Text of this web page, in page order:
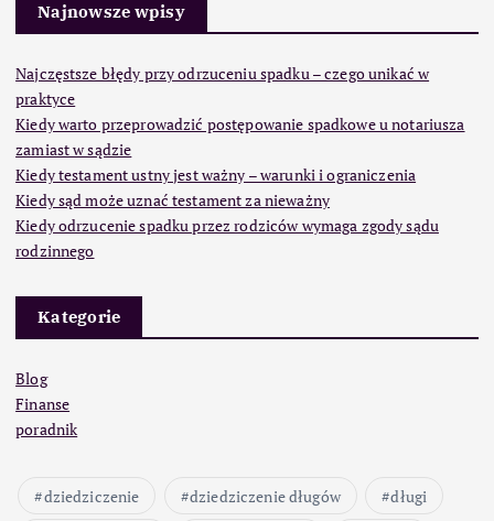
Najnowsze wpisy
Najczęstsze błędy przy odrzuceniu spadku – czego unikać w
praktyce
Kiedy warto przeprowadzić postępowanie spadkowe u notariusza
zamiast w sądzie
Kiedy testament ustny jest ważny – warunki i ograniczenia
Kiedy sąd może uznać testament za nieważny
Kiedy odrzucenie spadku przez rodziców wymaga zgody sądu
rodzinnego
Kategorie
Blog
Finanse
poradnik
dziedziczenie dziedziczenie długów
długi